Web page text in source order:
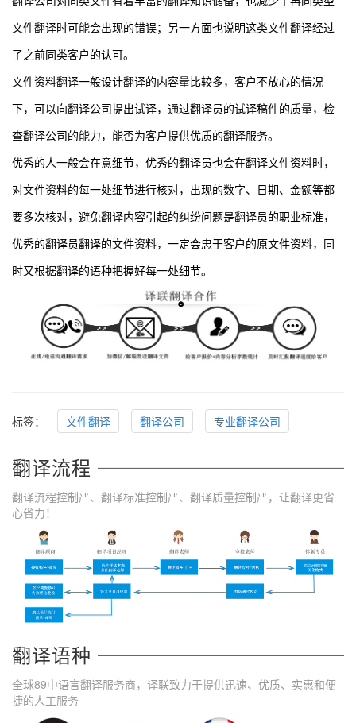
文件翻译时可能会出现的错误；另一方面也说明这类文件翻译经过
了之前同类客户的认可。
文件资料翻译一般设计翻译的内容量比较多，客户不放心的情况
下，可以向翻译公司提出试译，通过翻译员的试译稿件的质量，检
查翻译公司的能力，能否为客户提供优质的翻译服务。
优秀的人一般会在意细节，优秀的翻译员也会在翻译文件资料时，
对文件资料的每一处细节进行核对，出现的数字、日期、金额等都
要多次核对，避免翻译内容引起的纠纷问题是翻译员的职业标准，
优秀的翻译员翻译的文件资料，一定会忠于客户的原文件资料，同
时又根据翻译的语种把握好每一处细节。
标签： 文件翻译 翻译公司 专业翻译公司
翻译流程
翻译流程控制严、翻译标准控制严、翻译质量控制严，让翻译更省
心省力！
翻译语种
全球89中语言翻译服务商，译联致力于提供迅速、优质、实惠和便
捷的人工服务